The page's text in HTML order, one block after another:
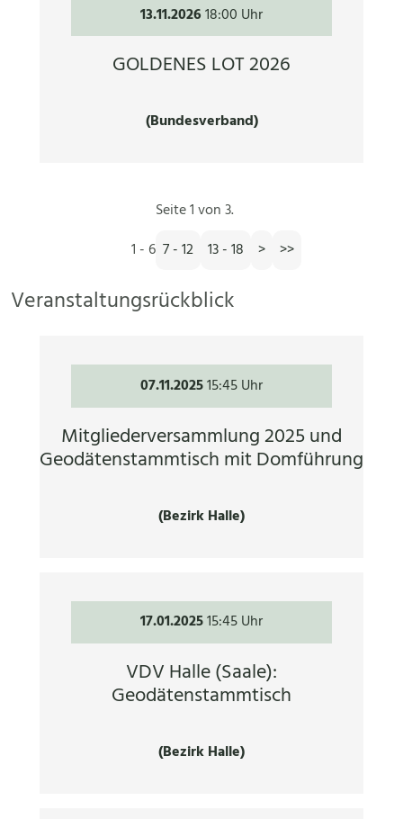
13.11.202618:00 Uhr
GOLDENES LOT 2026
(Bundesverband)
Seite 1 von 3.
1 - 6 7 - 12 13 - 18 > >>
Veranstaltungsrückblick
07.11.202515:45 Uhr
Mitgliederversammlung 2025 und
Geodätenstammtisch mit Domführung
(Bezirk Halle)
17.01.202515:45 Uhr
VDV Halle (Saale):
Geodätenstammtisch
(Bezirk Halle)